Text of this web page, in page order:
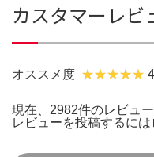
カスタマーレビ
オススメ度
現在、2982件のレビュ
レビューを投稿するには